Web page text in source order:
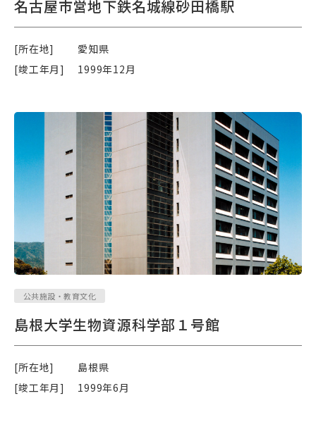
名古屋市営地下鉄名城線砂田橋駅
[所在地]
愛知県
[竣工年月]
1999年12月
公共施設・教育文化
島根大学生物資源科学部１号館
[所在地]
島根県
[竣工年月]
1999年6月